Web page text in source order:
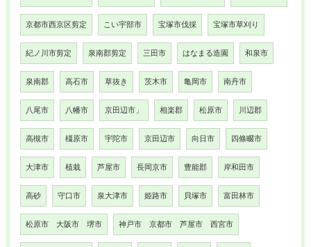
京都市西京区剪定 こい宇部市 宝塚市伐採 宝塚市草刈り
紀ノ川市剪定 泉南郡剪定 三田市 はなまる造園 和泉市
泉南郡 高石市 草抜き 茨木市 亀岡市 南丹市
八尾市 八幡市 京田辺市」 相楽郡 松原市 川辺郡
高槻市 橿原市 宇陀市 京田辺市 向日市 四條畷市
大津市 植栽 芦屋市 長岡京市 豊能郡 岸和田市
高砂 守口市 泉大津市 姫路市 貝塚市 富田林市
松原市 大阪市 堺市 神戸市 京都市 芦屋市 西宮市